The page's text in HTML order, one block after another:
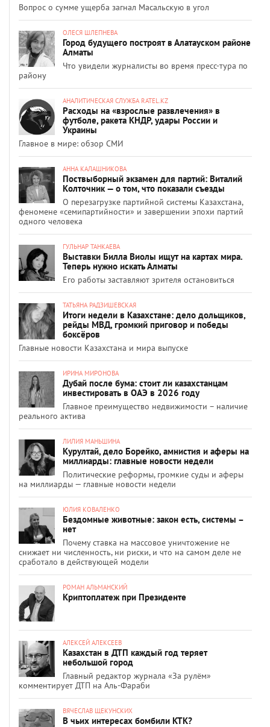
Вопрос о сумме ущерба загнал Масальскую в угол
ОЛЕСЯ ШЛЕПНЕВА
Город будущего построят в Алатауском районе
Алматы
Что увидели журналисты во время пресс-тура по
району
АНАЛИТИЧЕСКАЯ СЛУЖБА RATEL.KZ
Расходы на «взрослые развлечения» в
футболе, ракета КНДР, удары России и
Украины
Главное в мире: обзор СМИ
АННА КАЛАШНИКОВА
Поствыборный экзамен для партий: Виталий
Колточник — о том, что показали съезды
О перезагрузке партийной системы Казахстана,
феномене «семипартийности» и завершении эпохи партий
одного человека
ГУЛЬНАР ТАНКАЕВА
Выставки Билла Виолы ищут на картах мира.
Теперь нужно искать Алматы
Его работы заставляют зрителя остановиться
ТАТЬЯНА РАДЗИШЕВСКАЯ
Итоги недели в Казахстане: дело дольщиков,
рейды МВД, громкий приговор и победы
боксёров
Главные новости Казахстана и мира выпуске
ИРИНА МИРОНОВА
Дубай после бума: стоит ли казахстанцам
инвестировать в ОАЭ в 2026 году
Главное преимущество недвижимости – наличие
реального актива
ЛИЛИЯ МАНЬШИНА
Курултай, дело Борейко, амнистия и аферы на
миллиарды: главные новости недели
Политические реформы, громкие суды и аферы
на миллиарды — главные новости недели
ЮЛИЯ КОВАЛЕНКО
Бездомные животные: закон есть, системы –
нет
Почему ставка на массовое уничтожение не
снижает ни численность, ни риски, и что на самом деле не
сработало в действующей модели
РОМАН АЛЬМАНСКИЙ
Криптоплатеж при Президенте
АЛЕКСЕЙ АЛЕКСЕЕВ
Казахстан в ДТП каждый год теряет
небольшой город
Главный редактор журнала «За рулём»
комментирует ДТП на Аль-Фараби
ВЯЧЕСЛАВ ЩЕКУНСКИХ
В чьих интересах бомбили КТК?